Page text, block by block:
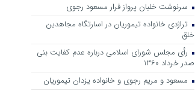
سرنوشت خلبان پرواز فرار مسعود رجوی
تراژدی خانواده تیموریان در اسارتگاه مجاهدین
خلق
رأی مجلس شورای اسلامی درباره عدم كفایت بنی
صدر خرداد 1360
مسعود و مریم رجوی و خانواده یزدان تیموریان